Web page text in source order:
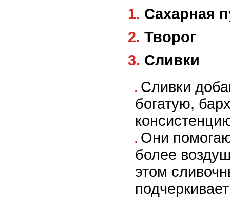
1. Сахарная
2. Творог
3. Сливки
Сливки
богатую,
Они
более
этом